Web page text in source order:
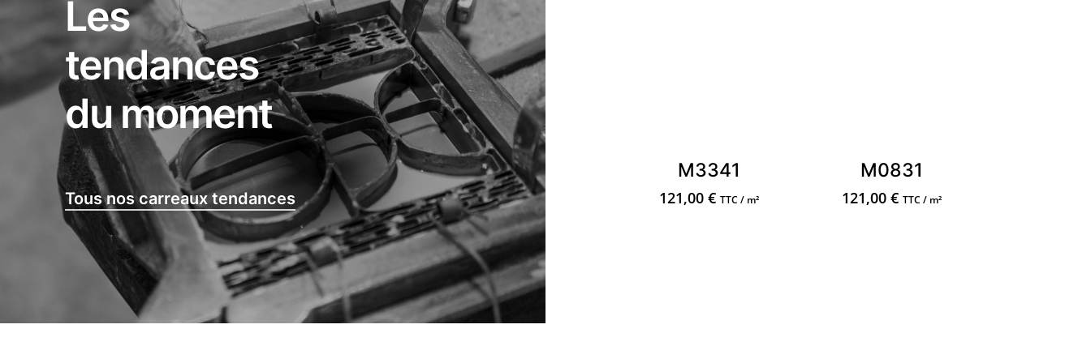
Les
tendances
du moment
Tous nos carreaux tendances
M3341
121,00 € TTC / m²
M0831
121,00€ TTC / m²